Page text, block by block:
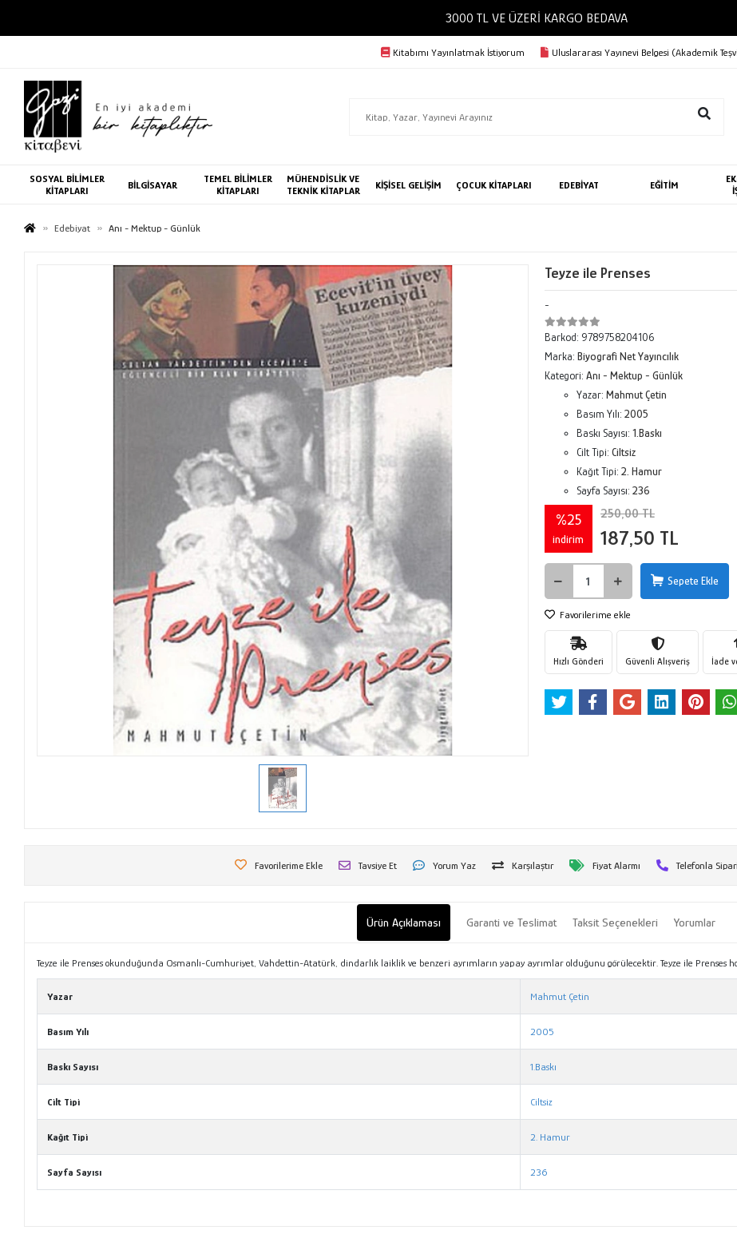
3000 TL VE ÜZERİ KARGO BEDAVA
Kitabımı Yayınlatmak İstiyorum Uluslararası Yayınevi Belgesi (Akademik
SOSYAL BİLİMLER
KİTAPLARI
BİLGİSAYAR
TEMEL BİLİMLER
KİTAPLARI
MÜHENDİSLİK VE
TEKNİK KİTAPLAR
KİŞİSEL GELİŞİM ÇOCUK KİTAPLARI EDEBİYAT EĞİTİM
Edebiyat Anı - Mektup - Günlük
Teyze ile Prenses
-
Barkod: 9789758204106
Marka: Biyografi Net Yayıncılık
Kategori: Anı - Mektup - Günlük
Yazar: Mahmut Çetin
Basım Yılı: 2005
Baskı Sayısı: 1.Baskı
Cilt Tipi: Ciltsiz
Kağıt Tipi: 2. Hamur
Sayfa Sayısı: 236
%25
indirim
250,00 TL
187,50 TL
Sepete Ekle
Favorilerime ekle
Hızlı Gönderi Güvenli Alışveriş İade
Favorilerime Ekle Tavsiye Et Yorum Yaz Karşılaştır Fiyat Alarmı Telefonla
Ürün Açıklaması Garanti ve Teslimat Taksit Seçenekleri Yorumlar
Teyze ile Prenses okunduğunda Osmanlı-Cumhuriyet, Vahdettin-Atatürk, dindarlık laiklik ve benzeri ayrımların yapay ayrımlar olduğunu görülecektir. Teyze ile Prenses
Yazar Mahmut Çetin
Basım Yılı 2005
Baskı Sayısı 1.Baskı
Cilt Tipi Ciltsiz
Kağıt Tipi 2. Hamur
Sayfa Sayısı 236